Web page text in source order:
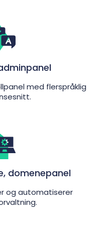
med flerspråklig
domenepanel
og automatiserer